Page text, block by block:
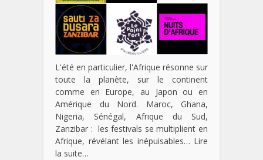
L'été en particulier, l'Afrique résonne sur
toute la planète, sur le continent
comme en Europe, au Japon ou en
Amérique du Nord. Maroc, Ghana,
Nigeria, Sénégal, Afrique du Sud,
Zanzibar : les festivals se multiplient en
Afrique, révélant les inépuisables… Lire
la suite…